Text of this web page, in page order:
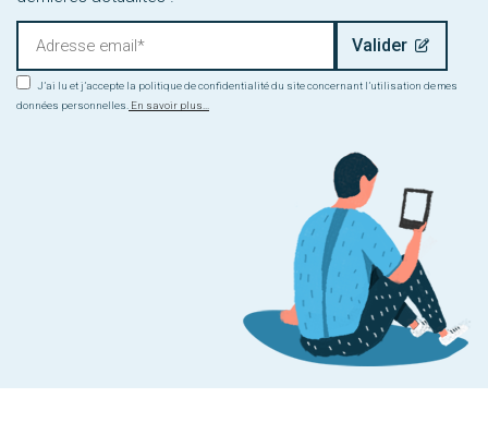
J’ai lu et j’accepte la politique de confidentialité du site concernant l’utilisation de mes
données personnelles. En savoir plus...